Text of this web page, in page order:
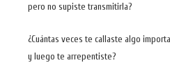
pero no supiste transmitirla?
¿Cuántas veces te callaste algo
y luego te arrepentiste?